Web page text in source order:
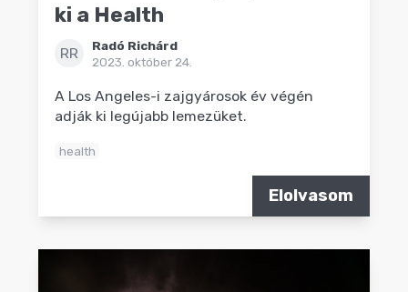
ki a Health
RR
Radó Richárd
2023. október 24.
A Los Angeles-i zajgyárosok év végén
adják ki legújabb lemezüket.
health
Elolvasom